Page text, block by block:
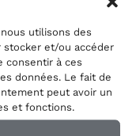
nous utilisons des
et/ou accéder
consentir à ces
données. Le fait de
peut avoir un
et fonctions.
»